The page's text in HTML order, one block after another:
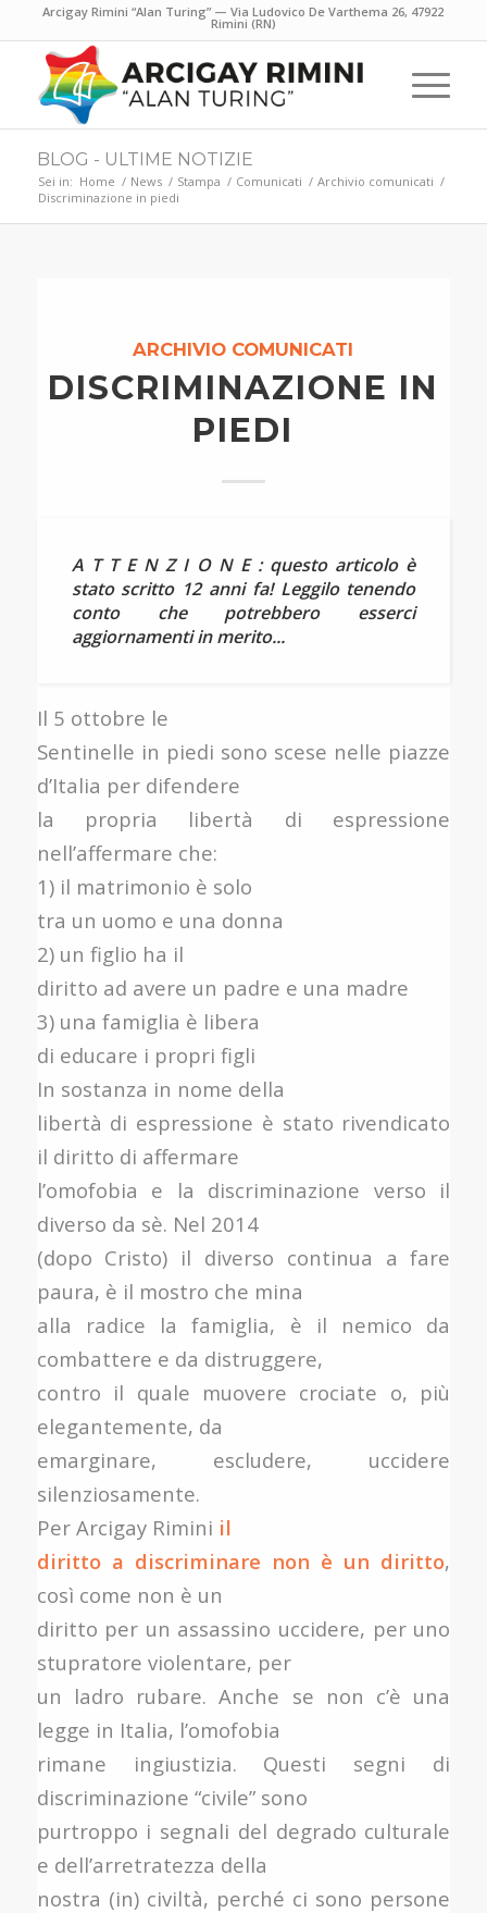
Arcigay Rimini “Alan Turing” — Via Ludovico De Varthema 26, 47922
Rimini (RN)
BLOG - ULTIME NOTIZIE
Sei in: Home / News / Stampa / Comunicati / Archivio comunicati /
Discriminazione in piedi
ARCHIVIO COMUNICATI
DISCRIMINAZIONE IN
PIEDI
A T T E N Z I O N E : questo articolo è
stato scritto 12 anni fa! Leggilo tenendo
conto che potrebbero esserci
aggiornamenti in merito...
Il 5 ottobre le
Sentinelle in piedi sono scese nelle piazze
d’Italia per difendere
la propria libertà di espressione
nell’affermare che:
1) il matrimonio è solo
tra un uomo e una donna
2) un figlio ha il
diritto ad avere un padre e una madre
3) una famiglia è libera
di educare i propri figli
In sostanza in nome della
libertà di espressione è stato rivendicato
il diritto di affermare
l’omofobia e la discriminazione verso il
diverso da sè. Nel 2014
(dopo Cristo) il diverso continua a fare
paura, è il mostro che mina
alla radice la famiglia, è il nemico da
combattere e da distruggere,
contro il quale muovere crociate o, più
elegantemente, da
emarginare, escludere, uccidere
silenziosamente.
Per Arcigay Rimini il
diritto a discriminare non è un diritto,
così come non è un
diritto per un assassino uccidere, per uno
stupratore violentare, per
un ladro rubare. Anche se non c’è una
legge in Italia, l’omofobia
rimane ingiustizia. Questi segni di
discriminazione “civile” sono
purtroppo i segnali del degrado culturale
e dell’arretratezza della
nostra (in) civiltà, perché ci sono persone